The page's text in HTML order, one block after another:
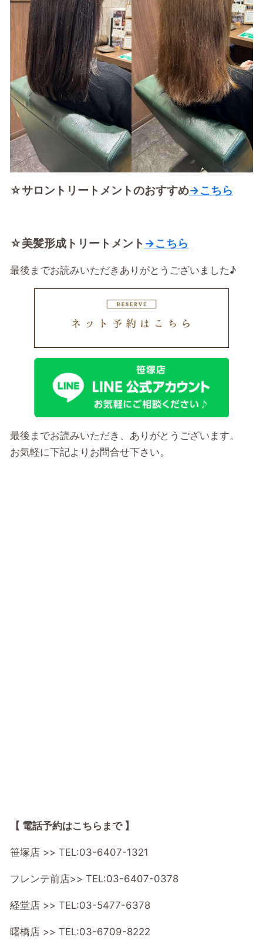
☆サロントリートメントのおすすめ→こちら
☆美髪形成トリートメント →こちら
最後までお読みいただきありがとうございました♪
最後までお読みいただき、ありがとうございます。
お気軽に下記よりお問合せ下さい。
【 電話予約はこちらまで 】
笹塚店 >> TEL:03-6407-1321
フレンテ前店>> TEL:03-6407-0378
経堂店 >> TEL:03-5477-6378
曙橋店 >> TEL:03-6709-8222